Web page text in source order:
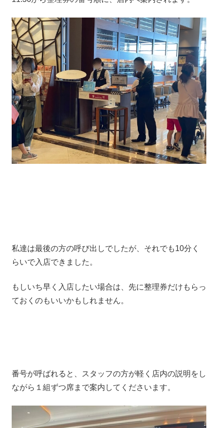
私達は最後の方の呼び出しでしたが、それでも10分く
らいで入店できました。
もしいち早く入店したい場合は、先に整理券だけもらっ
ておくのもいいかもしれません。
番号が呼ばれると、スタッフの方が軽く店内の説明をし
ながら１組ずつ席まで案内してくださいます。